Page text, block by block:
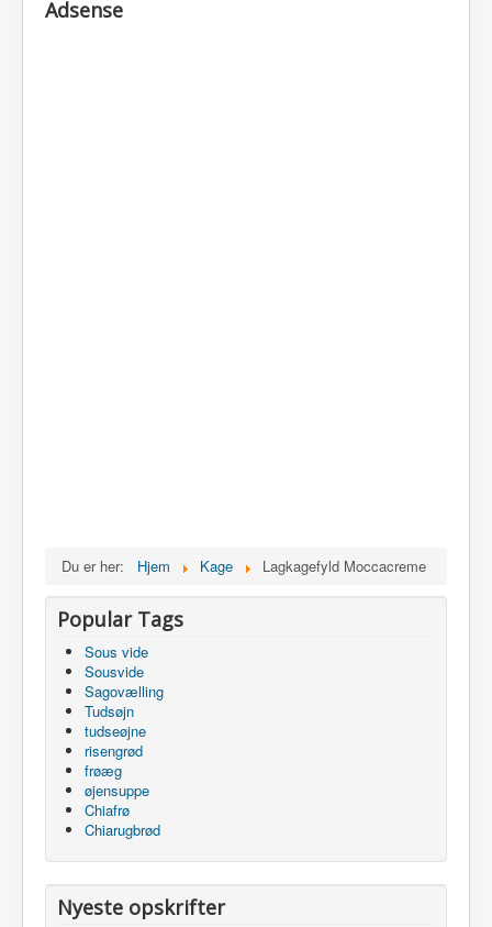
Adsense
Du er her: Hjem Kage Lagkagefyld Moccacreme
Popular Tags
Sous vide
Sousvide
Sagovælling
Tudsøjn
tudseøjne
risengrød
frøæg
øjensuppe
Chiafrø
Chiarugbrød
Nyeste opskrifter